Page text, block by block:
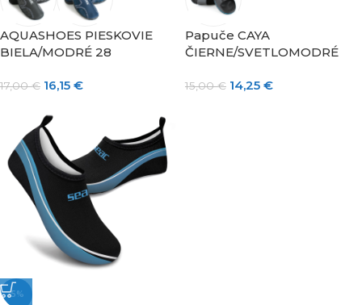
AQUASHOES PIESKOVIE
BIELA/MODRÉ 28
17,00€ 16,15 €
Papuče CAYA
ČIERNE/SVETLOMODRÉ
15,00€ 14,25 €
-5%